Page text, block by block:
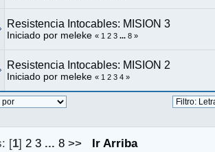
Resistencia Intocables: MISION 3
Iniciado por meleke « 1 2 3 ... 8 »
Resistencia Intocables: MISION 2
Iniciado por meleke « 1 2 3 4 »
[1] 2 3 ...8 >> Ir Arriba